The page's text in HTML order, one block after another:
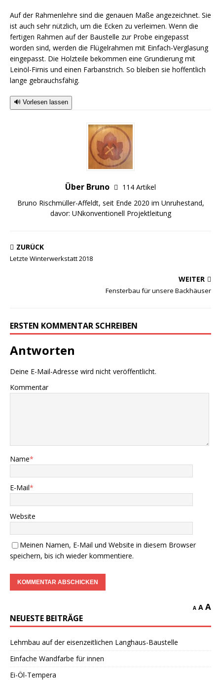
Auf der Rahmenlehre sind die genauen Maße angezeichnet. Sie
ist auch sehr nützlich, um die Ecken zu verleimen. Wenn die
fertigen Rahmen auf der Baustelle zur Probe eingepasst
worden sind, werden die Flügelrahmen mit Einfach-Verglasung
eingepasst. Die Holzteile bekommen eine Grundierung mit
Leinöl-Firnis und einen Farbanstrich. So bleiben sie hoffentlich
lange gebrauchsfähig.
🔊 Vorlesen lassen
Über Bruno
114 Artikel
Bruno Rischmüller-Affeldt, seit Ende 2020 im Unruhestand,
davor: UNkonventionell Projektleitung
ZURÜCK
Letzte Winterwerkstatt 2018
WEITER
Fensterbau für unsere Backhäuser
ERSTEN KOMMENTAR SCHREIBEN
Antworten
Deine E-Mail-Adresse wird nicht veröffentlicht.
Kommentar
Name*
E-Mail*
Website
Meinen Namen, E-Mail und Website in diesem Browser
speichern, bis ich wieder kommentiere.
A A A
NEUESTE BEITRÄGE
Lehmbau auf der eisenzeitlichen Langhaus-Baustelle
Einfache Wandfarbe für innen
Ei-Öl-Tempera